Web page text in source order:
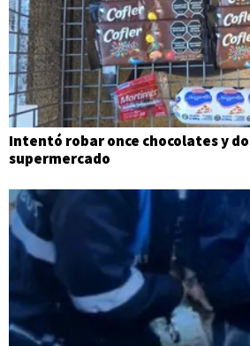
Intentó robar once chocolates y
supermercado